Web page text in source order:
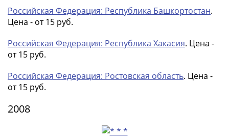
Российская Федерация: Республика Башкортостан.
Цена - от 15 руб.
Российская Федерация: Республика Хакасия. Цена -
от 15 руб.
Российская Федерация: Ростовская область. Цена -
от 15 руб.
2008